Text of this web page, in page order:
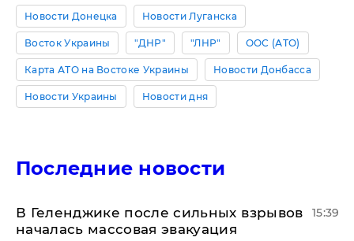
Новости Донецка Новости Луганска
Восток Украины "ДНР" "ЛНР" ООС (АТО)
Карта АТО на Востоке Украины Новости Донбасса
Новости Украины Новости дня
Последние новости
В Геленджике после сильных взрывов
началась массовая эвакуация
15:39